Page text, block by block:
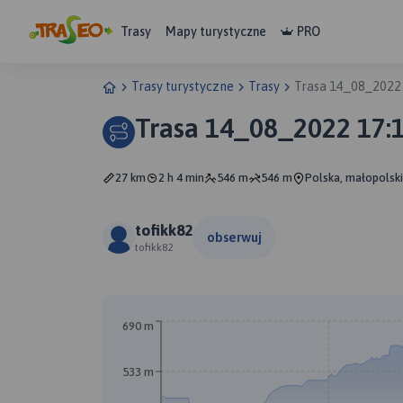
Trasy Mapy turystyczne PRO
Trasy turystyczne Trasy Trasa 14_08_2022
Trasa 14_08_2022
27 km 2 h 4 min 546 m 546 m Polska,
tofikk82
tofikk82
obserwuj
533 m
690 m